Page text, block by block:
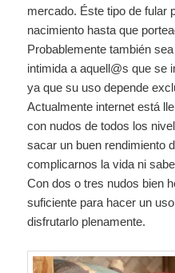
mercado. Éste tipo de fular
nacimiento hasta que
Probablemente también
intimida a aquell@s que se
ya que su uso depende
Actualmente internet está
con nudos de todos los
sacar un buen rendimiento
complicarnos la vida ni
Con dos o tres nudos bien
suficiente para hacer un
disfrutarlo plenamente.